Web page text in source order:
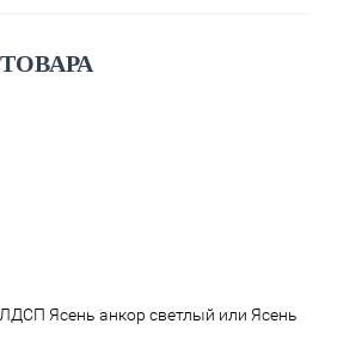
Ясень анкор светлый или Ясень